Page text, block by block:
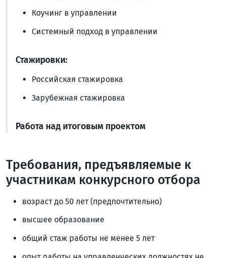
Коучинг в управлении
Системный подход в управлении
Стажировки:
Российская стажировка
Зарубежная стажировка
Работа над итоговым проектом
Требования, предъявляемые к
участникам конкурсного отбора
возраст до 50 лет (предпочтительно)
высшее образование
общий стаж работы не менее 5 лет